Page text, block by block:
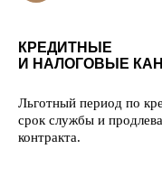
КРЕДИТНЫЕ
И НАЛОГОВЫЕ
Льготный период по
срок службы и
контракта.